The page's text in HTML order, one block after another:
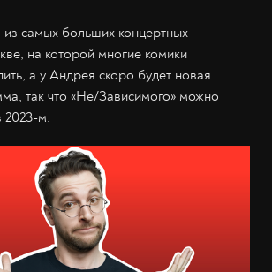
самых больших концертных
на которой многие комики
а у Андрея скоро будет новая
так что «Не/Зависимого» можно
2023-м.